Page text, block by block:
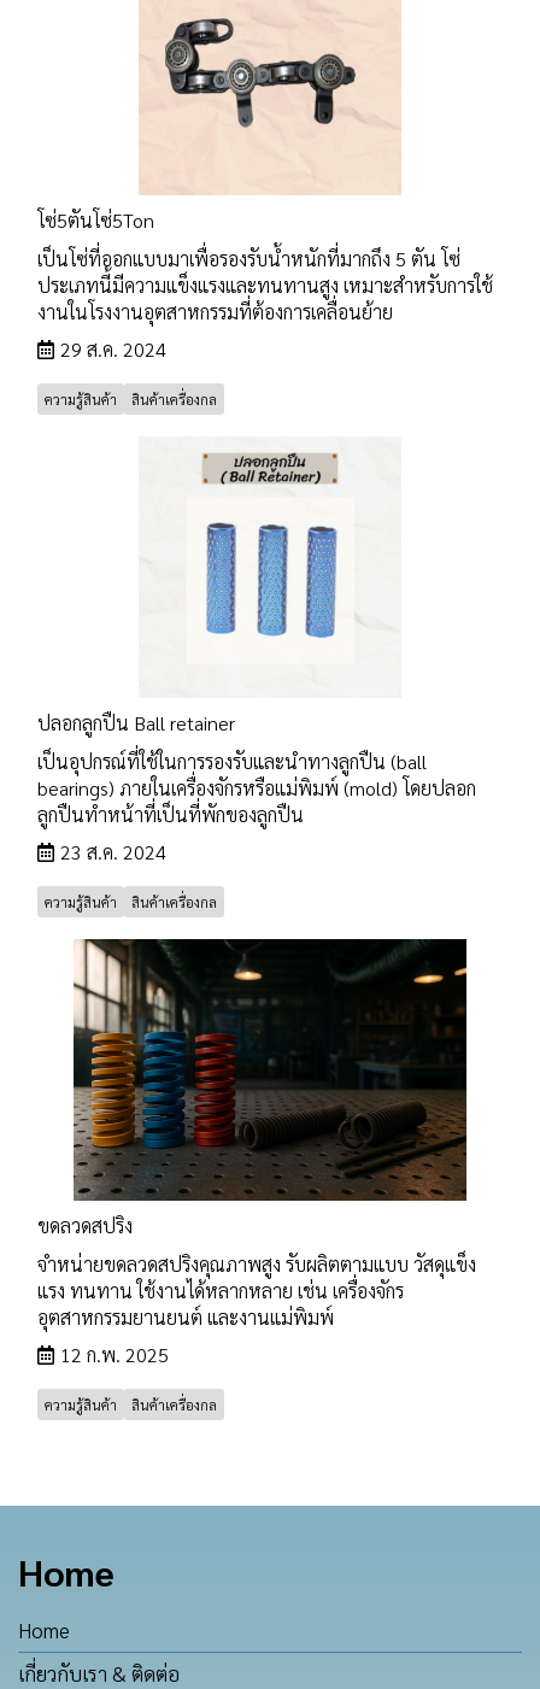
โซ่5ตันโซ่5Ton
เป็นโซ่ที่ออกแบบมาเพื่อรองรับน้ำหนักที่มากถึง 5 ตัน โซ่
ประเภทนี้มีความแข็งแรงและทนทานสูง เหมาะสำหรับการใช้
งานในโรงงานอุตสาหกรรมที่ต้องการเคลื่อนย้าย
29 ส.ค. 2024
ความรู้สินค้า สินค้าเครื่องกล
ปลอกลูกปืน Ball retainer
เป็นอุปกรณ์ที่ใช้ในการรองรับและนำทางลูกปืน (ball
bearings) ภายในเครื่องจักรหรือแม่พิมพ์ (mold) โดยปลอก
ลูกปืนทำหน้าที่เป็นที่พักของลูกปืน
23 ส.ค. 2024
ความรู้สินค้า สินค้าเครื่องกล
ขดลวดสปริง
จำหน่ายขดลวดสปริงคุณภาพสูง รับผลิตตามแบบ วัสดุแข็ง
แรง ทนทาน ใช้งานได้หลากหลาย เช่น เครื่องจักร
อุตสาหกรรมยานยนต์ และงานแม่พิมพ์
12 ก.พ. 2025
ความรู้สินค้า สินค้าเครื่องกล
Home
Home
เกี่ยวกับเรา & ติดต่อ